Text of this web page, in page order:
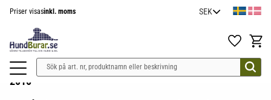
Priser visasinkl. moms
Favoriter
2015